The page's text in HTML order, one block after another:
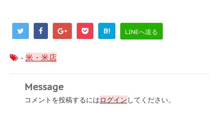
B! LINEへ送る
- 米・米店
Message
コメントを投稿するにはログイン してください。